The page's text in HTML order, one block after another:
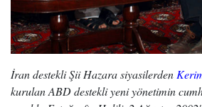
İran destekli Şii Hazara siyasilerden
kurulan ABD destekli yeni yönetimin